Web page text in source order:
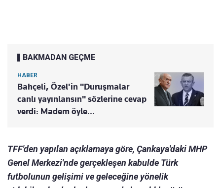
BAKMADAN GEÇME
HABER
Bahçeli, Özel'in "Duruşmalar
canlı yayınlansın" sözlerine cevap
verdi: Madem öyle...
TFF'den yapılan açıklamaya göre, Çankaya'daki MHP
Genel Merkezi'nde gerçekleşen kabulde Türk
futbolunun gelişimi ve geleceğine yönelik